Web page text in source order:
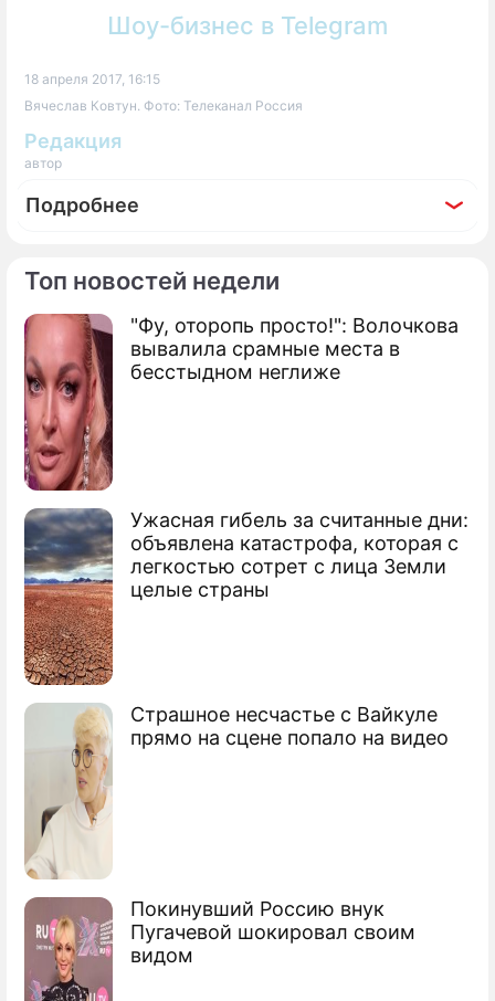
Топ новостей недели
"Фу, оторопь просто!": Волочкова
вывалила срамные места в
бесстыдном неглиже
Ужасная гибель за считанные дни:
объявлена катастрофа, которая с
легкостью сотрет с лица Земли
целые страны
Страшное несчастье с Вайкуле
прямо на сцене попало на видео
Покинувший Россию внук
Пугачевой шокировал своим
видом
Шоу-бизнес в Telegram
18 апреля 2017, 16:15
Вячеслав Ковтун. Фото: Телеканал Россия
Редакция
автор
Подробнее
По теме
Ведущий Соловьев высмеял
Саакашвили
Чубайс ждет травли на ток-шоу
Соловьева